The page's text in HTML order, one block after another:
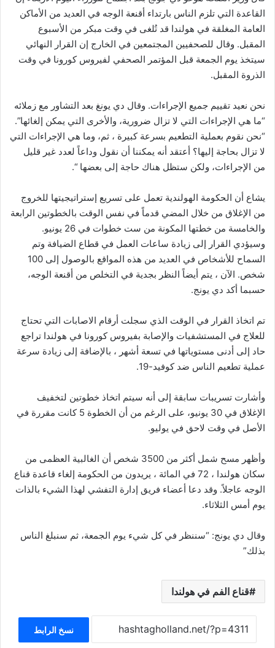
القاعدة التي تلزم الناس بارتداء أقنعة الوجه في العديد من الأماكن
العامة المغلقة في هولندا قد تُلغى في وقت مبكر من الأسبوع
المقبل. وقال للصحفيين المجتمعين في الخارج إن القرار النهائي
سيتخذ يوم الجمعة قبل المؤتمر الصحفي لفيروس كورونا في وقت
الذروة المقبل.
نحن نعيد تقييم جميع الإجراءات. وقال دي يونغ بعد التشاور مع زملائه
“ما هي الإجراءات التي لا تزال ضرورية، والأخرى التي يمكن إلغائها”.
“نحن نقوم بعملية التطعيم بسرعة كبيرة ، ثم، وما هي الإجراءات التي
لا تزال بحاجة إليها؟ أعتقد أنه يمكننا أن نقول وداعاً لعدد غير قليل
من الإجراءات، ولكن ستظل هناك حاجة إلى بعضها “.
يشاع أن الحكومة الهولندية تعمل على تسريع إستراتيجيتها للخروج
من الإغلاق من خلال المضي قدماً في نفس الوقت بالخطوتين الرابعة
والخامسة من خطتها المكونة من ست خطوات في 26 يونيو.
وسيؤدي القرار إلى زيادة ساعات العمل في قطاع الضيافة وتم
السماح للأشخاص في العديد من هذه المواقع بالوصول إلى 100
شخص. الآن ، يتم أيضاً النظر بجدية في التخلص من أقنعة الوجه،
حسبما أكد دي يونج.
تم اتخاذ القرار في الوقت الذي سجلت أرقام الاصابات التي تحتاج
للعلاج في المستشفيات والإصابة بفيروس كورونا في هولندا تراجع
حاد إلى أدنى مستوياتها في تسعة أشهر ، بالإضافة إلى زيادة سرعة
عملية تطعيم الناس ضد كوفيد-19.
وأشارت تسريبات سابقة إلى أنه سيتم اتخاذ خطوتين لتخفيف
الإغلاق في 30 يونيو، على الرغم من أن الخطوة 5 كانت مقررة في
الأصل في وقت لاحق في يوليو.
وأظهر مسح شمل أكثر من 3500 شخص أن الغالبية العظمى من
سكان هولندا ، 72 في المائة ، يريدون من الحكومة إلغاء قاعدة قناع
الوجه عاجلاً. وقد دعا أعضاء فريق إدارة التفشي لهذا الشيء بالذات
يوم أمس الثلاثاء.
وقال دي يونج: “سننظر في كل شيء يوم الجمعة، ثم سنبلغ الناس
بذلك”
قناع الفم في هولندا
نسخ الرابط